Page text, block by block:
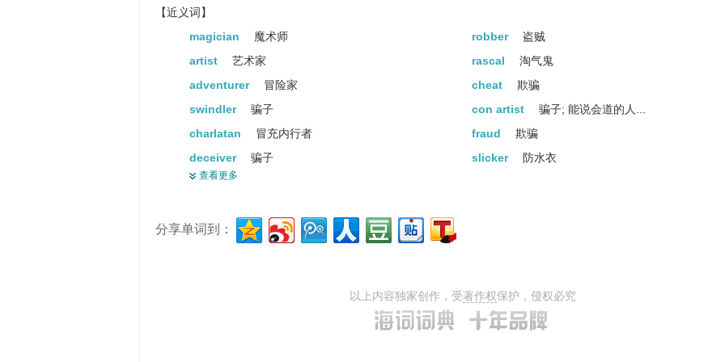
【近义词】
magician
魔术师 robber
盗贼
artist
艺术家 rascal
淘气鬼
adventurer
冒险家 cheat
欺骗
swindler
骗子 con artist
骗子; 能说会道的人...
charlatan
冒充内行者 fraud
欺骗
deceiver
骗子 slicker
防水衣
prankster
practical joker
practical jo...
查看更多
分享单词到：
以上内容独家创作，受著作权保护，侵权必究